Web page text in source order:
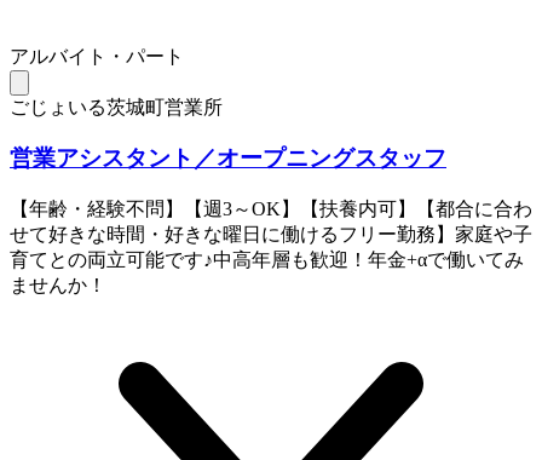
アルバイト・パート
ごじょいる茨城町営業所
営業アシスタント／オープニングスタッフ
【年齢・経験不問】【週3～OK】【扶養内可】【都合に合わ
せて好きな時間・好きな曜日に働けるフリー勤務】家庭や子
育てとの両立可能です♪中高年層も歓迎！年金+αで働いてみ
ませんか！